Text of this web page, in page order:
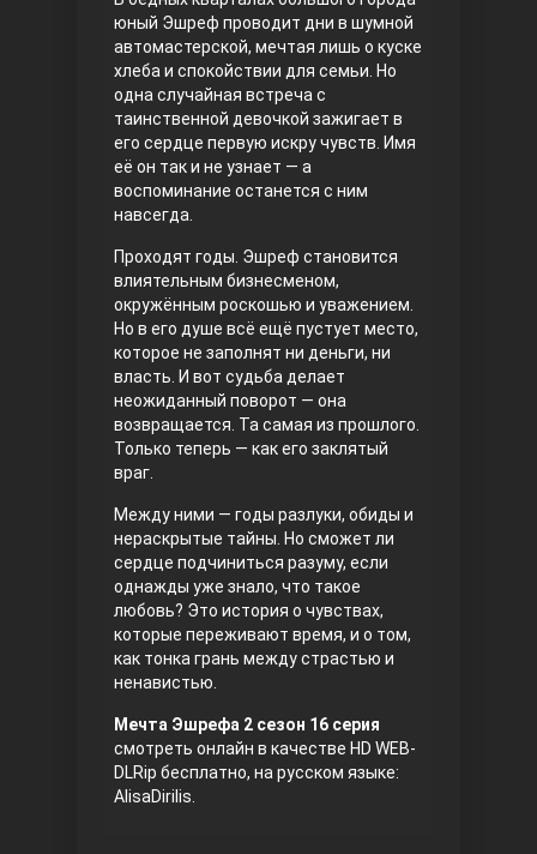
Правосyдие
Любовь напрокат
Воскресший Эртугрул
Три сестры
юный Эшреф проводит дни в шумной
автомастерской, мечтая лишь о куске
хлеба и спокойствии для семьи. Но
одна случайная встреча с
таинственной девочкой зажигает в
его сердце первую искру чувств. Имя
её он так и не узнает — а
воспоминание останется с ним
навсегда.
Проходят годы. Эшреф становится
влиятельным бизнесменом,
окружённым роскошью и уважением.
Но в его душе всё ещё пустует место,
которое не заполнят ни деньги, ни
власть. И вот судьба делает
неожиданный поворот — она
возвращается. Та самая из прошлого.
Только теперь — как его заклятый
враг.
Между ними — годы разлуки, обиды и
нераскрытые тайны. Но сможет ли
сердце подчиниться разуму, если
однажды уже знало, что такое
любовь? Это история о чувствах,
которые переживают время, и о том,
как тонка грань между страстью и
ненавистью.
Мечта Эшрефа 2 сезон 16 серия
смотреть онлайн в качестве HD WEB-
DLRip бесплатно, на русском языке:
AlisaDirilis.